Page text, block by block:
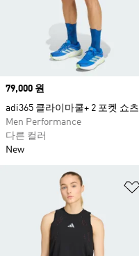
Price
79,000 원
adi365 클라이마쿨+ 2 포켓 쇼츠
Men Performance
다른 컬러
New